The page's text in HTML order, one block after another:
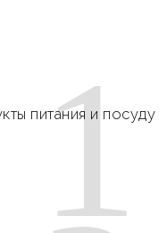
1
питания и посуду